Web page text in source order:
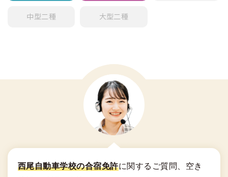
中型二種 大型二種
西尾自動車学校の合宿免許に関する ご質問、空き